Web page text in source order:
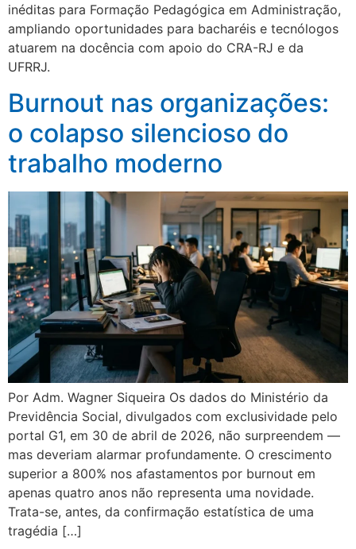
inéditas para Formação Pedagógica em Administração,
ampliando oportunidades para bacharéis e tecnólogos
atuarem na docência com apoio do CRA-RJ e da
UFRRJ.
Burnout nas organizações:
o colapso silencioso do
trabalho moderno
Por Adm. Wagner Siqueira Os dados do Ministério da
Previdência Social, divulgados com exclusividade pelo
portal G1, em 30 de abril de 2026, não surpreendem —
mas deveriam alarmar profundamente. O crescimento
superior a 800% nos afastamentos por burnout em
apenas quatro anos não representa uma novidade.
Trata-se, antes, da confirmação estatística de uma
tragédia […]